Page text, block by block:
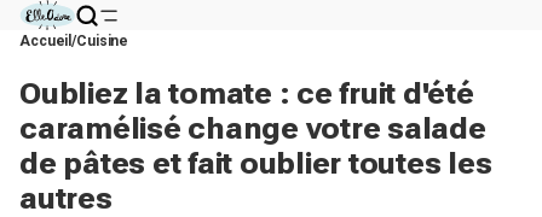
Accueil Cuisine
Oubliez la tomate : ce fruit d'été
caramélisé change votre salade
de pâtes et fait oublier toutes les
autres